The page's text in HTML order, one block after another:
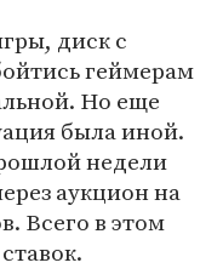
диск с
геймерам
Но еще
была иной.
недели
аукцион на
Всего в этом